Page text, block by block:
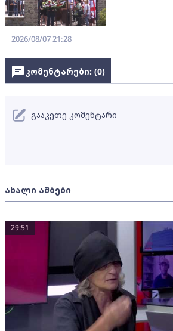
2026/08/07 21:28
ახალი ამბები
29:51
კომენტარები: (0)
გააკეთე კომენტარი